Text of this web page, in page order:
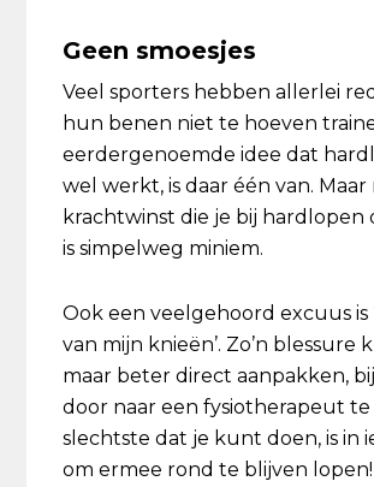
Geen smoesjes
Veel sporters hebben allerlei
hun benen niet te hoeven
eerdergenoemde idee dat
wel werkt, is daar één van. Maar
krachtwinst die je bij
is simpelweg miniem.
Ook een veelgehoord excuus is
van mijn knieën’. Zo’n blessure
maar beter direct aanpakken,
door naar een fysiotherapeut te
slechtste dat je kunt doen, is in
om ermee rond te blijven lopen!